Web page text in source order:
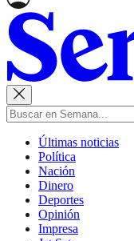
Últimas noticias
Política
Nación
Dinero
Deportes
Opinión
Impresa